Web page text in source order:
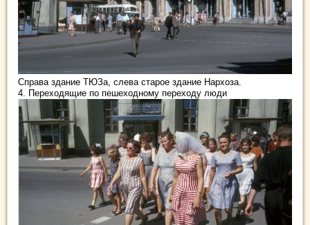
Справа здание ТЮЗа, слева старое здание Нархоза.
4. Переходящие по пешеходному переходу люди